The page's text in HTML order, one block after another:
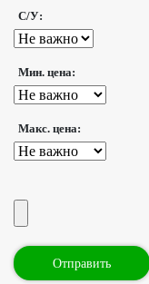
С/У:
Мин. цена:
Макс. цена: